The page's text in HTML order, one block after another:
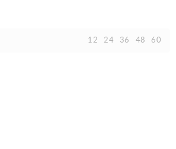
12 24 36 48 60